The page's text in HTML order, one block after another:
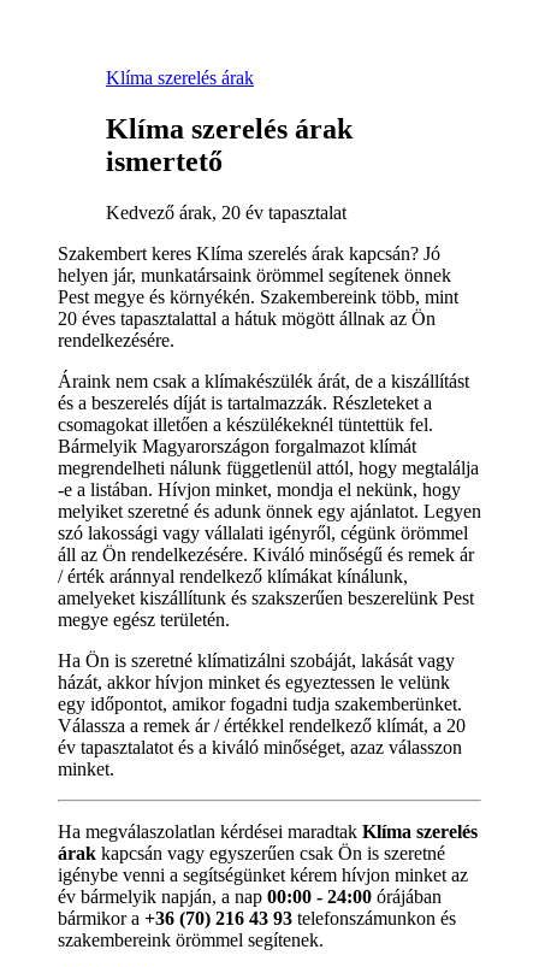
Klíma szerelés árak
Klíma szerelés árak
ismertető
Kedvező árak, 20 év tapasztalat
Szakembert keres Klíma szerelés árak kapcsán? Jó
helyen jár, munkatársaink örömmel segítenek önnek
Pest megye és környékén. Szakembereink több, mint
20 éves tapasztalattal a hátuk mögött állnak az Ön
rendelkezésére.
Áraink nem csak a klímakészülék árát, de a kiszállítást
és a beszerelés díját is tartalmazzák. Részleteket a
csomagokat illetően a készülékeknél tüntettük fel.
Bármelyik Magyarországon forgalmazot klímát
megrendelheti nálunk függetlenül attól, hogy megtalálja
-e a listában. Hívjon minket, mondja el nekünk, hogy
melyiket szeretné és adunk önnek egy ajánlatot. Legyen
szó lakossági vagy vállalati igényről, cégünk örömmel
áll az Ön rendelkezésére. Kiváló minőségű és remek ár
/ érték aránnyal rendelkező klímákat kínálunk,
amelyeket kiszállítunk és szakszerűen beszerelünk Pest
megye egész területén.
Ha Ön is szeretné klímatizálni szobáját, lakását vagy
házát, akkor hívjon minket és egyeztessen le velünk
egy időpontot, amikor fogadni tudja szakemberünket.
Válassza a remek ár / értékkel rendelkező klímát, a 20
év tapasztalatot és a kiváló minőséget, azaz válasszon
minket.
Ha megválaszolatlan kérdései maradtak Klíma szerelés
árak kapcsán vagy egyszerűen csak Ön is szeretné
igénybe venni a segítségünket kérem hívjon minket az
év bármelyik napján, a nap 00:00 - 24:00 órájában
bármikor a +36 (70) 216 43 93 telefonszámunkon és
szakembereink örömmel segítenek.